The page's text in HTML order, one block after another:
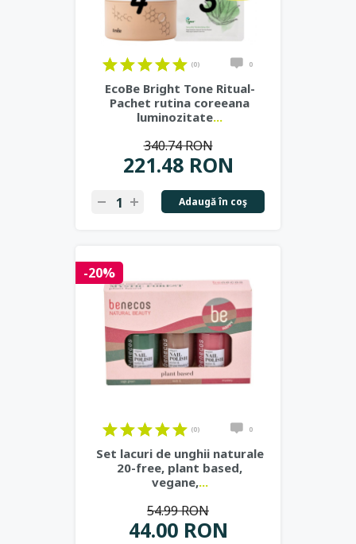
(0) 0
EcoBe Bright Tone Ritual-
Pachet rutina coreeana
luminozitate...
221.48 RON
340.74 RON
Adaugă în coş
-20%
(0) 0
Set lacuri de unghii naturale
20-free, plant based,
vegane,...
44.00 RON
54.99 RON